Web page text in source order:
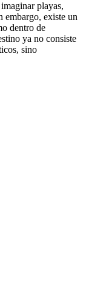
playas,
embargo, existe un
dentro de
ya no consiste
sino